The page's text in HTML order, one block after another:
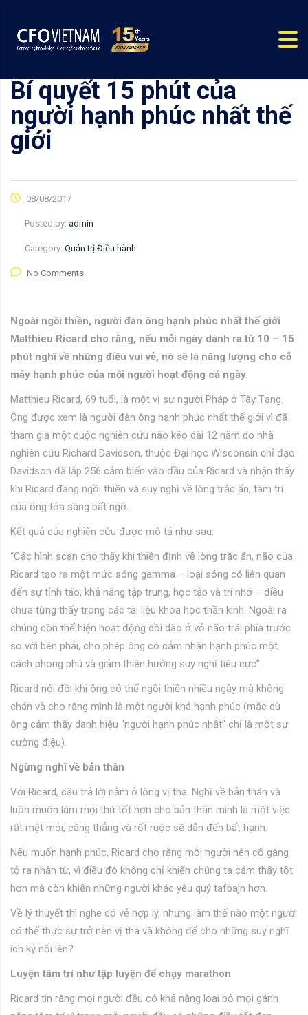
Bí quyết 15 phút của
người hạnh phúc nhất thế
giới
08/08/2017
Posted by: admin
Category: Quản trị Điều hành
No Comments
Ngoài ngồi thiền, người đàn ông hạnh phúc nhất thế giới
Matthieu Ricard cho rằng, nếu mỗi ngày dành ra từ 10 – 15
phút nghĩ về những điều vui vẻ, nó sẽ là năng lượng cho cỗ
máy hạnh phúc của mỗi người hoạt động cả ngày.
Matthieu Ricard, 69 tuổi, là một vị sư người Pháp ở Tây Tạng.
Ông được xem là người đàn ông hạnh phúc nhất thế giới vì đã
tham gia một cuộc nghiên cứu não kéo dài 12 năm do nhà
nghiên cứu Richard Davidson, thuộc Đại học Wisconsin chỉ đạo.
Davidson đã lắp 256 cảm biến vào đầu của Ricard và nhận thấy
khi Ricard đang ngồi thiền và suy nghĩ về lòng trắc ẩn, tâm trí
của ông tỏa sáng bất ngờ.
Kết quả của nghiên cứu được mô tả như sau:
“Các hình scan cho thấy khi thiền định về lòng trắc ẩn, não của
Ricard tạo ra một mức sóng gamma – loại sóng có liên quan
đến sự tỉnh táo, khả năng tập trung, học tập và trí nhớ – điều
chưa từng thấy trong các tài liệu khoa học thần kinh. Ngoài ra
chúng còn thể hiện hoạt động dồi dào ở vỏ não trái phía trước
so với bên phải, cho phép ông có cảm nhận hạnh phúc một
cách phong phú và giảm thiên hướng suy nghĩ tiêu cực”.
Ricard nói đôi khi ông có thể ngồi thiền nhiều ngày mà không
chán và cho rằng mình là một người khá hạnh phúc (mặc dù
ông cảm thấy danh hiệu “người hạnh phúc nhất” chỉ là một sự
cường điệu).
Ngừng nghĩ về bản thân
Với Ricard, câu trả lời nằm ở lòng vị tha. Nghĩ về bản thân và
luôn muốn làm mọi thứ tốt hơn cho bản thân mình là một việc
rất mệt mỏi, căng thẳng và rốt ruộc sẽ dẫn đến bất hạnh.
Nếu muốn hạnh phúc, Ricard cho rằng mỗi người nên cố gắng
tỏ ra nhân từ, vì điều đó không chỉ khiến chúng ta cảm thấy tốt
hơn mà còn khiến những người khác yêu quý tafbajn hơn.
Về lý thuyết thì nghe có vẻ hợp lý, nhưng làm thế nào một người
có thể thực sự trở nên vị tha và không để cho những suy nghĩ
ích kỷ nổi lên?
Luyện tâm trí như tập luyện để chạy marathon
Ricard tin rằng mọi người đều có khả năng loại bỏ mọi gánh